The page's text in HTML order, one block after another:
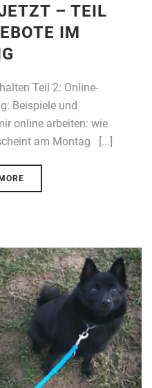
– TEIL
IM
Teil 2: Online-
Beispiele und
online arbeiten: wie
am Montag [...]